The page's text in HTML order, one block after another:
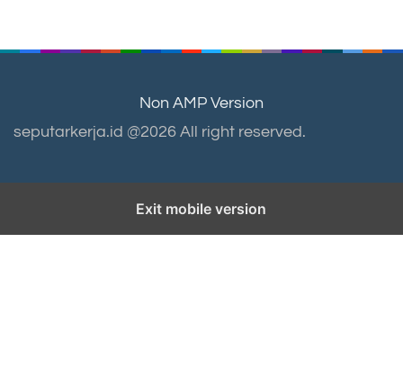
Non AMP Version
seputarkerja.id @2026 All right reserved.
Exit mobile version